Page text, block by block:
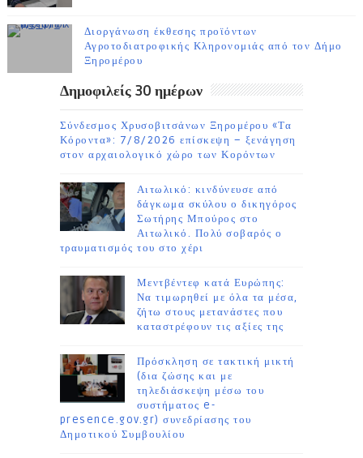
Διοργάνωση έκθεσης προϊόντων
Αγροτοδιατροφικής Κληρονομιάς από τον Δήμο
Ξηρομέρου
Δημοφιλείς 30 ημέρων
Σύνδεσμος Χρυσοβιτσάνων Ξηρομέρου «Τα
Κόροντα»: 7/8/2026 επίσκεψη – ξενάγηση
στον αρχαιολογικό χώρο των Κορόντων
Αιτωλικό: κινδύνευσε από
δάγκωμα σκύλου ο δικηγόρος
Σωτήρης Μπούρος στο
Αιτωλικό. Πολύ σοβαρός ο
τραυματισμός του στο χέρι
Μεντβέντεφ κατά Ευρώπης:
Να τιμωρηθεί με όλα τα μέσα,
ζήτω στους μετανάστες που
καταστρέφουν τις αξίες της
Πρόσκληση σε τακτική μικτή
(δια ζώσης και με
τηλεδιάσκεψη μέσω του
συστήματος e-
presence.gov.gr) συνεδρίασης του
Δημοτικού Συμβουλίου